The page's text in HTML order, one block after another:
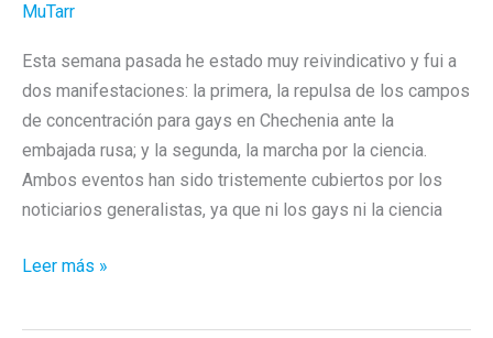
MuTarr
Esta semana pasada he estado muy reivindicativo y fui a
dos manifestaciones: la primera, la repulsa de los campos
de concentración para gays en Chechenia ante la
embajada rusa; y la segunda, la marcha por la ciencia.
Ambos eventos han sido tristemente cubiertos por los
noticiarios generalistas, ya que ni los gays ni la ciencia
El
Leer más »